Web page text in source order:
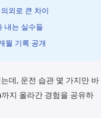
외로 큰 차이
내는 실수들
월 기록 공개
데, 운전 습관 몇 가지만 바
까지 올라간 경험을 공유하